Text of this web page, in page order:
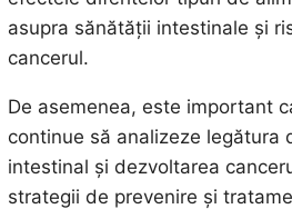
asupra sănătății intestinale și
cancerul.
De asemenea, este important
continue să analizeze legătura
intestinal și dezvoltarea
strategii de prevenire și